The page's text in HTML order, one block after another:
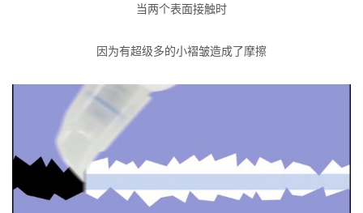
当两个表面接触时
因为有超级多的小褶皱造成了摩擦